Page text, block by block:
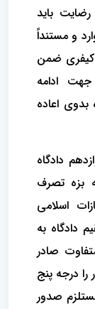
رضایت باید
و مستنداً
کیفری ضمن
ادامه
بدوی اعاده
دادگاه
بزه تصرف
قانون مجازات اسلامی
دادگاه به
صادر
را درجه پنج
صدور